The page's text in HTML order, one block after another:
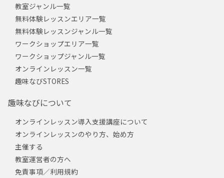
教室ジャンル一覧
無料体験レッスンエリア一覧
無料体験レッスンジャンル一覧
ワークショップエリア一覧
ワークショップジャンル一覧
オンラインレッスン一覧
趣味なびSTORES
趣味なびについて
オンラインレッスン導入支援講座について
オンラインレッスンのやり方、始め方
主催する
教室運営者の方へ
免責事項／利用規約